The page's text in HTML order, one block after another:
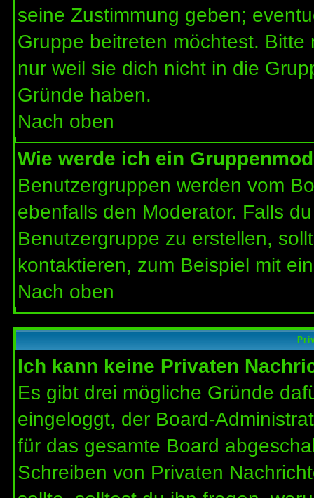
seine Zustimmung geben;
Gruppe beitreten möchtest.
nur weil sie dich nicht in die
Gründe haben.
Nach oben
Wie werde ich ein
Benutzergruppen werden vom
ebenfalls den Moderator. Falls
Benutzergruppe zu erstellen,
kontaktieren, zum Beispiel mit
Nach oben
Ich kann keine Privaten
Es gibt drei mögliche Gründe
eingeloggt, der Board-
für das gesamte Board
Schreiben von Privaten